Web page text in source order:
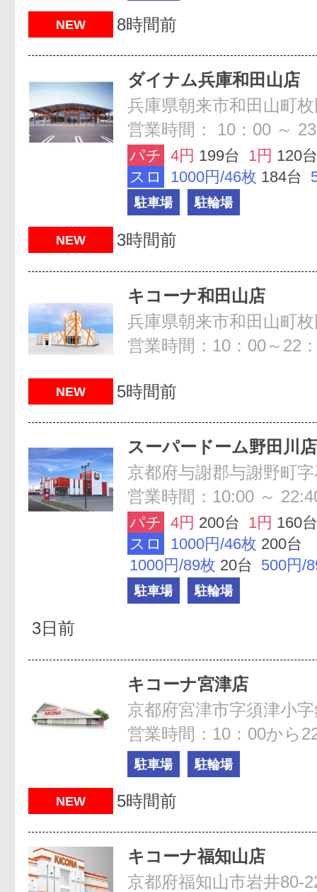
NEW 8時間前
ダイナム兵庫和田山店
営業時間： 10：00 ～
パチ 4円 199台 1円 120台
スロ
1000円/46枚 184台
駐車場 駐輪場
NEW 3時間前
キコーナ和田山店
兵庫県朝来市和田山町
営業時間：10：00～22
NEW 5時間前
スーパードーム野田川店
京都府与謝郡与謝野町
営業時間：10:00 ～
パチ 4円 200台 1円 160台
スロ
1000円/46枚 200台
1000円/89枚 20台 500円/
駐車場 駐輪場
3日前
キコーナ宮津店
京都府宮津市字須津小
営業時間：10：00から
駐車場 駐輪場
NEW 5時間前
キコーナ福知山店
京都府福知山市岩井80-